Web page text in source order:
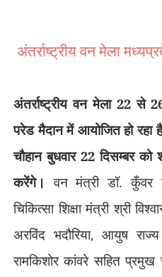
अंतर्राष्ट्रीय वन मेला
अंतर्राष्ट्रीय वन मेला 22 से
परेड मैदान में आयोजित हो रहा
चौहान बुधवार 22 दिसम्बर
करेंगे। वन मंत्री डॉ. कुँवर
चिकित्सा शिक्षा मंत्री श्री
अरविंद भदौरिया,आयुष राज्य
रामकिशोर कांवरे सहित